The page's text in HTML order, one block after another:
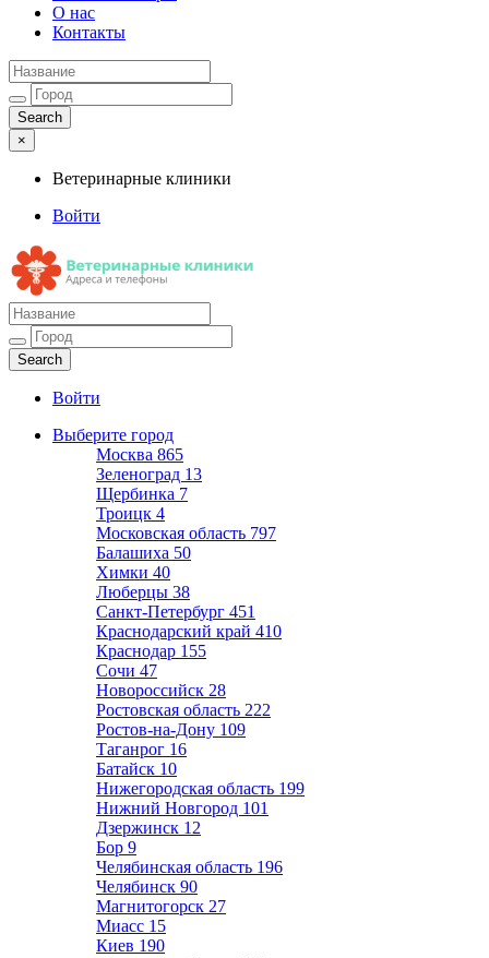
О нас
Контакты
×
Ветеринарные клиники
Войти
Ветеринарные клиники
Адреса и телефоны
Войти
Выберите город
Москва 865
Зеленоград 13
Щербинка 7
Троицк 4
Московская область 797
Балашиха 50
Химки 40
Люберцы 38
Санкт-Петербург 451
Краснодарский край 410
Краснодар 155
Сочи 47
Новороссийск 28
Ростовская область 222
Ростов-на-Дону 109
Таганрог 16
Батайск 10
Нижегородская область 199
Нижний Новгород 101
Дзержинск 12
Бор 9
Челябинская область 196
Челябинск 90
Магнитогорск 27
Миасс 15
Киев 190